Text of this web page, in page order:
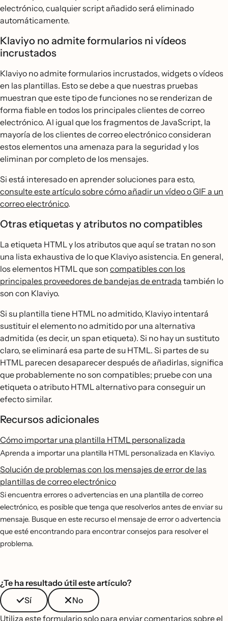
electrónico, cualquier script añadido será eliminado
automáticamente.
Klaviyo no admite formularios ni vídeos
incrustados
Klaviyo no admite formularios incrustados, widgets o vídeos
en las plantillas. Esto se debe a que nuestras pruebas
muestran que este tipo de funciones no se renderizan de
forma fiable en todos los principales clientes de correo
electrónico. Al igual que los fragmentos de JavaScript, la
mayoría de los clientes de correo electrónico consideran
estos elementos una amenaza para la seguridad y los
eliminan por completo de los mensajes.
Si está interesado en aprender soluciones para esto,
consulte este artículo sobre cómo añadir un vídeo o GIF a un
correo electrónico.
Otras etiquetas y atributos no compatibles
La etiqueta HTML y los atributos que aquí se tratan no son
una lista exhaustiva de lo que Klaviyo asistencia. En general,
los elementos HTML que son compatibles con los
principales proveedores de bandejas de entrada también lo
son con Klaviyo.
Si su plantilla tiene HTML no admitido, Klaviyo intentará
sustituir el elemento no admitido por una alternativa
admitida (es decir, un span etiqueta). Si no hay un sustituto
claro, se eliminará esa parte de su HTML. Si partes de su
HTML parecen desaparecer después de añadirlas, significa
que probablemente no son compatibles; pruebe con una
etiqueta o atributo HTML alternativo para conseguir un
efecto similar.
Recursos adicionales
Cómo importar una plantilla HTML personalizada
Aprenda a importar una plantilla HTML personalizada en Klaviyo.
Solución de problemas con los mensajes de error de las
plantillas de correo electrónico
Si encuentra errores o advertencias en una plantilla de correo
electrónico, es posible que tenga que resolverlos antes de enviar su
mensaje. Busque en este recurso el mensaje de error o advertencia
que esté encontrando para encontrar consejos para resolver el
problema.
¿Te ha resultado útil este artículo?
Sí
No
Utiliza este formulario solo para enviar comentarios sobre el